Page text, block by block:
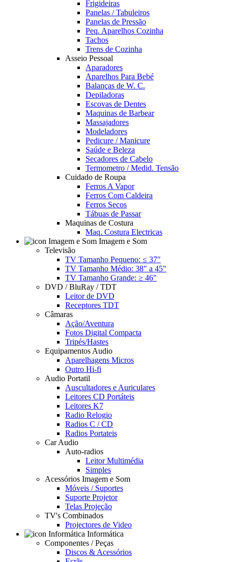
Frigideiras
Panelas / Tabuleiros
Panelas de Pressão
Peq. Aparelhos Cozinha
Tachos
Trens de Cozinha
Asseio Pessoal
Aparadores
Aparelhos Para Bebé
Balanças de W. C.
Depiladoras
Escovas de Dentes
Maquinas de Barbear
Massajadores
Modeladores
Pedicure / Manicure
Saúde e Beleza
Secadores de Cabelo
Termometro / Medid. Tensão
Cuidado de Roupa
Ferros A Vapor
Ferros Com Caldeira
Ferros Secos
Tábuas de Passar
Maquinas de Costura
Maq. Costura Electricas
Imagem e Som
Televisão
TV Tamanho Pequeno: ≤ 37"
TV Tamanho Médio: 38" a 45"
TV Tamanho Grande: ≥ 46"
DVD / BluRay / TDT
Leitor de DVD
Receptores TDT
Câmaras
Ação/Aventura
Fotos Digital Compacta
Tripés/Hastes
Equipamentos Audio
Aparelhagens Micros
Outro Hi-fi
Audio Portatil
Auscultadores e Auriculares
Leitores CD Portáteis
Leitores K7
Radio Relogio
Radios C / CD
Radios Portateis
Car Audio
Auto-radios
Leitor Multimédia
Simples
Acessórios Imagem e Som
Móveis / Suportes
Suporte Projetor
Telas Projeção
TV's Combinados
Projectores de Video
Informática
Componentes / Peças
Discos & Acessórios